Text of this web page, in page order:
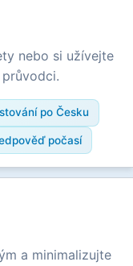
nebo si užívejte
po Česku
počasí
a minimalizujte